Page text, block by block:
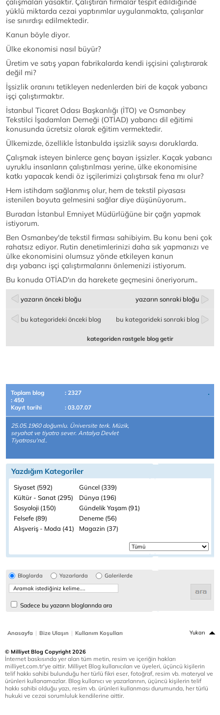
yüklü miktarda cezai yaptırımlar uygulanmakta, çalışanlar
ise sınırdışı edilmektedir.
Kanun böyle diyor.
Ülke ekonomisi nasıl büyür?
Üretim ve satış yapan fabrikalarda kendi işçisini çalıştırarak
değil mi?
İşsizlik oranını tetikleyen nedenlerden biri de kaçak yabancı
işçi çalıştırmaktır.
İstanbul Ticaret Odası Başkanlığı (İTO) ve Osmanbey
Tekstilci İşadamları Derneği (OTİAD) yabancı dil eğitimi
konusunda ücretsiz olarak eğitim vermektedir.
Ülkemizde, özellikle İstanbulda işsizlik sayısı doruklarda.
Çalışmak isteyen binlerce genç bayan işsizler. Kaçak yabancı
uyruklu insanların çalıştırılması yerine, ülke ekonomisine
katkı yapacak kendi öz işçilerimizi çalıştırsak fena mı olur?
Hem istihdam sağlanmış olur, hem de tekstil piyasası
istenilen boyuta gelmesini sağlar diye düşünüyorum..
Buradan İstanbul Emniyet Müdürlüğüne bir çağrı yapmak
istiyorum.
Ben Osmanbey'de tekstil firması sahibiyim. Bu konu beni çok
rahatsız ediyor. Rutin denetimlerinizi daha sık yapmanızı ve
ülke ekonomisini olumsuz yönde etkileyen kanun
dışı yabancı işçi çalıştırmalarını önlemenizi istiyorum.
Bu konuda OTİAD'ın da harekete geçmesini öneriyorum..
yazarın önceki bloğu yazarın sonraki bloğu
bu kategorideki önceki blog bu kategorideki sonraki blog
kategoriden rastgele blog getir
Toplam blog
: 2327
: 450
Kayıt tarihi
: 03.07.07
25.05.1960 doğumlu. Üniversite terk. Müzik,
seyahat ve tiyatro sever. Antalya Devlet
Tiyatrosu'nd..
Yazdığım Kategoriler
Siyaset (592)
Güncel (339)
Kültür - Sanat (295)
Dünya (196)
Sosyoloji (150)
Gündelik Yaşam (91)
Felsefe (89)
Deneme (56)
Alışveriş - Moda (41)
Magazin (37)
Bloglarda Yazarlarda Galerilerde
Sadece bu yazarın bloglarında ara
Anasayfa | Bize Ulaşın | Kullanım Koşulları Yukarı
© Milliyet Blog Copyright 2026
İnternet baskısında yer alan tüm metin, resim ve içeriğin hakları
milliyet.com.tr'ye aittir. Milliyet Blog kullanıcıları ve üyeleri, üçüncü kişilerin
telif hakkı sahibi bulunduğu her türlü fikri eser, fotoğraf, resim vb. materyal ve
ürünleri kullanamazlar. Blog kullanıcı ve yazarlarının, üçüncü kişilerin telif
hakkı sahibi olduğu yazı, resim vb. ürünleri kullanması durumunda, her türlü
hukuki ve cezai sorumluluk kendilerine aittir.